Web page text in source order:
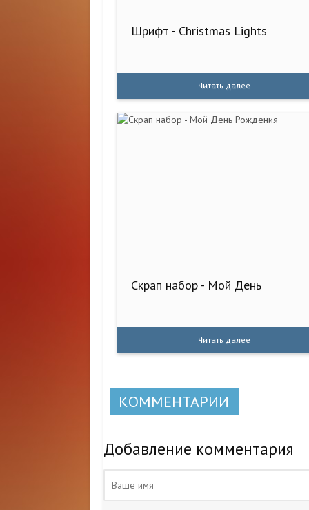
Шрифт - Christmas Lights
Читать далее
Скрап набор - Мой День
Читать далее
КОММЕНТАРИИ
Добавление комментария